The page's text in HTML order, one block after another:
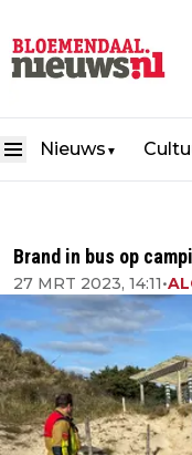
Nieuws ▼
Brand in bus op
27 MRT 2023, 14:11•